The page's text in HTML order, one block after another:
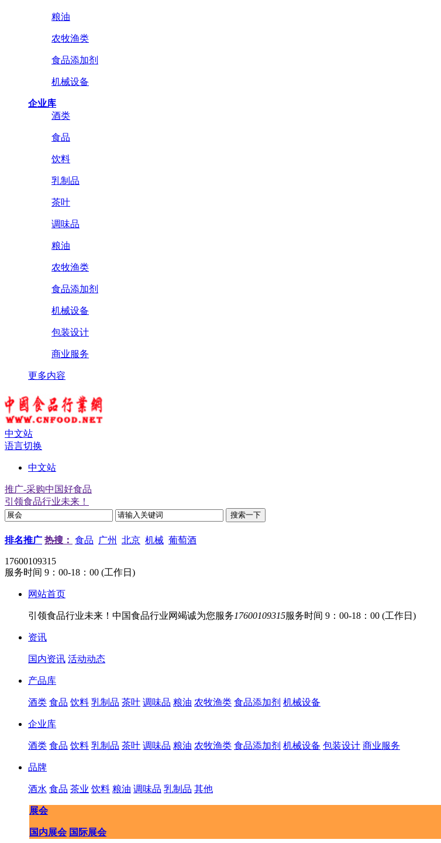
粮油
农牧渔类
食品添加剂
机械设备
企业库
酒类
食品
饮料
乳制品
茶叶
调味品
粮油
农牧渔类
食品添加剂
机械设备
包装设计
商业服务
更多内容
中文站
语言切换
中文站
推广-采购中国好食品
引领食品行业未来！
排名推广 热搜： 食品 广州 北京 机械 葡萄酒
17600109315
服务时间 9：00-18：00 (工作日)
网站首页
引领食品行业未来！中国食品行业网竭诚为您服务17600109315服务时间 9：00-18：00 (工作日)
资讯
国内资讯 活动动态
产品库
酒类 食品 饮料 乳制品 茶叶 调味品 粮油 农牧渔类 食品添加剂 机械设备
企业库
酒类 食品 饮料 乳制品 茶叶 调味品 粮油 农牧渔类 食品添加剂 机械设备 包装设计 商业服务
品牌
酒水 食品 茶业 饮料 粮油 调味品 乳制品 其他
展会
国内展会 国际展会